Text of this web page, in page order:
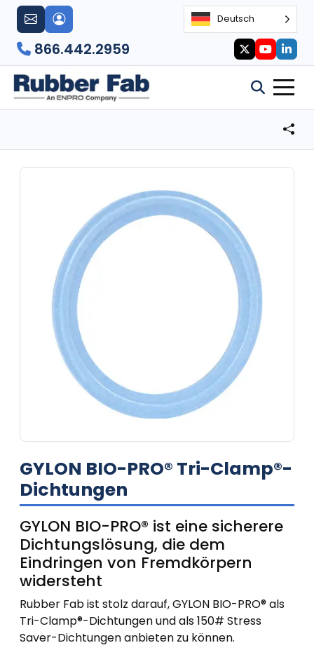
Deutsch
866.442.2959
GYLON BIO-PRO® Tri-Clamp®-
Dichtungen
GYLON BIO-PRO® ist eine sicherere
Dichtungslösung, die dem
Eindringen von Fremdkörpern
widersteht
Rubber Fab ist stolz darauf, GYLON BIO-PRO® als
Tri-Clamp®-Dichtungen und als 150# Stress
Saver-Dichtungen anbieten zu können.